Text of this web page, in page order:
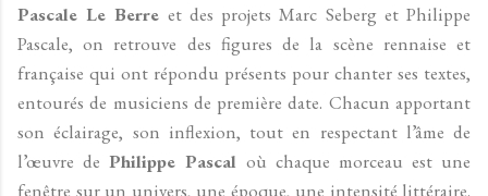
Pascale Le Berre et des projets Marc Seberg et Philippe
Pascale, on retrouve des figures de la scène rennaise et
française qui ont répondu présents pour chanter ses textes,
entourés de musiciens de première date. Chacun apportant
son éclairage, son inflexion, tout en respectant l’âme de
l’œuvre dePhilippe Pascal où chaque morceau est une
fenêtre sur un univers, une époque, une intensité littéraire.